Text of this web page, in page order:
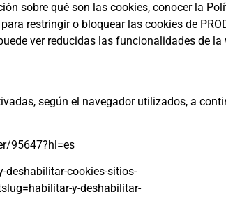
sobre qué son las cookies, conocer la
restringir o bloquear las cookies de
ver reducidas las funcionalidades de la
según el navegador utilizados, a
95647?hl=es
cookies-sitios-
y-deshabilitar-